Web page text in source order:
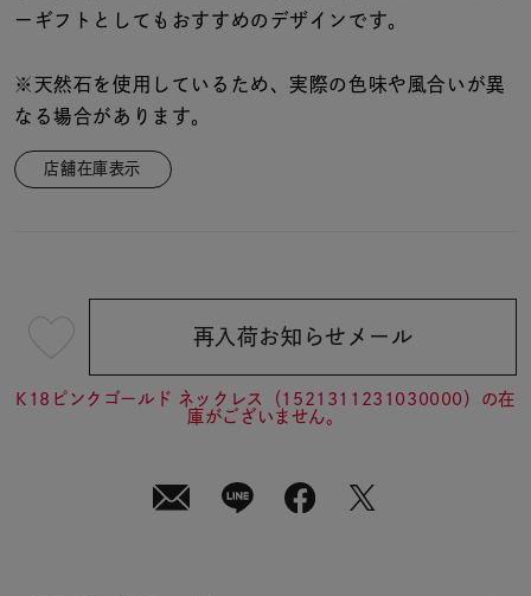
コレクション
レディース
価格 ¥0
ーギフトとしてもおすすめのデザインです。
※天然石を使用しているため、実際の色味や風合いが異
なる場合があります。
店舗在庫表示
¥46,200 (tax
in)
再入荷お知らせメール
K18ピンクゴールド ネックレス（1521311231030000）の在
庫がございません。